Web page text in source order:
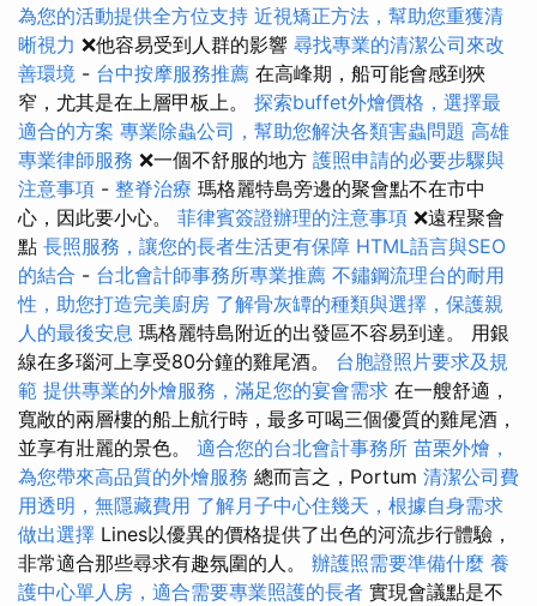
為您的活動提供全方位支持 近視矯正方法，幫助您重獲清
晰視力 ❌他容易受到人群的影響 尋找專業的清潔公司來改
善環境 - 台中按摩服務推薦 在高峰期，船可能會感到狹
窄，尤其是在上層甲板上。 探索buffet外燴價格，選擇最
適合的方案 專業除蟲公司，幫助您解決各類害蟲問題 高雄
專業律師服務 ❌一個不舒服的地方 護照申請的必要步驟與
注意事項 - 整脊治療 瑪格麗特島旁邊的聚會點不在市中
心，因此要小心。 菲律賓簽證辦理的注意事項 ❌遠程聚會
點 長照服務，讓您的長者生活更有保障 HTML語言與SEO
的結合 - 台北會計師事務所專業推薦 不鏽鋼流理台的耐用
性，助您打造完美廚房 了解骨灰罈的種類與選擇，保護親
人的最後安息 瑪格麗特島附近的出發區不容易到達。 用銀
線在多瑙河上享受80分鐘的雞​​尾酒。 台胞證照片要求及規
範 提供專業的外燴服務，滿足您的宴會需求 在一艘舒適，
寬敞的兩層樓的船上航行時，最多可喝三個優質的雞尾酒，
並享有壯麗的景色。 適合您的台北會計事務所 苗栗外燴，
為您帶來高品質的外燴服務 總而言之，Portum 清潔公司費
用透明，無隱藏費用 了解月子中心住幾天，根據自身需求
做出選擇 Lines以優異的價格提供了出色的河流步行體驗，
非常適合那些尋求有趣氛圍的人。 辦護照需要準備什麼 養
護中心單人房，適合需要專業照護的長者 實現會議點是不